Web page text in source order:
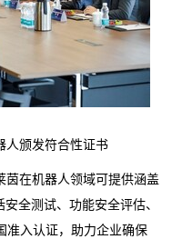
人颁发符合性证书
在机器人领域可提供涵盖
全测试、功能安全评估、
准入认证，助力企业确保